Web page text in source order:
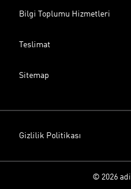
Bilgi Toplumu Hizmetleri
Teslimat
Sitemap
Gizlilik Politikası
© 2026